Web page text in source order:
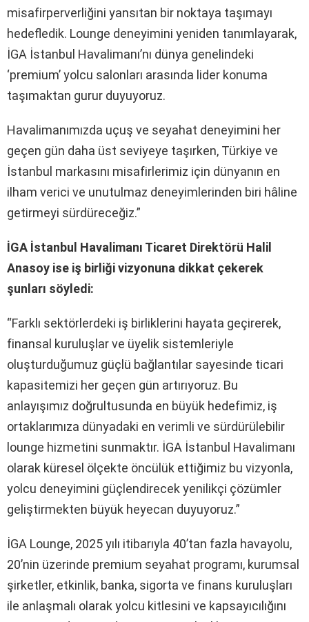
misafirperverliğini yansıtan bir noktaya taşımayı
hedefledik. Lounge deneyimini yeniden tanımlayarak,
İGA İstanbul Havalimanı’nı dünya genelindeki
‘premium’ yolcu salonları arasında lider konuma
taşımaktan gurur duyuyoruz.
Havalimanımızda uçuş ve seyahat deneyimini her
geçen gün daha üst seviyeye taşırken, Türkiye ve
İstanbul markasını misafirlerimiz için dünyanın en
ilham verici ve unutulmaz deneyimlerinden biri hâline
getirmeyi sürdüreceğiz.”
İGA İstanbul Havalimanı Ticaret Direktörü Halil
Anasoy ise iş birliği vizyonuna dikkat çekerek
şunları söyledi:
“Farklı sektörlerdeki iş birliklerini hayata geçirerek,
finansal kuruluşlar ve üyelik sistemleriyle
oluşturduğumuz güçlü bağlantılar sayesinde ticari
kapasitemizi her geçen gün artırıyoruz. Bu
anlayışımız doğrultusunda en büyük hedefimiz, iş
ortaklarımıza dünyadaki en verimli ve sürdürülebilir
lounge hizmetini sunmaktır. İGA İstanbul Havalimanı
olarak küresel ölçekte öncülük ettiğimiz bu vizyonla,
yolcu deneyimini güçlendirecek yenilikçi çözümler
geliştirmekten büyük heyecan duyuyoruz.”
İGA Lounge, 2025 yılı itibarıyla 40’tan fazla havayolu,
20’nin üzerinde premium seyahat programı, kurumsal
şirketler, etkinlik, banka, sigorta ve finans kuruluşları
ile anlaşmalı olarak yolcu kitlesini ve kapsayıcılığını